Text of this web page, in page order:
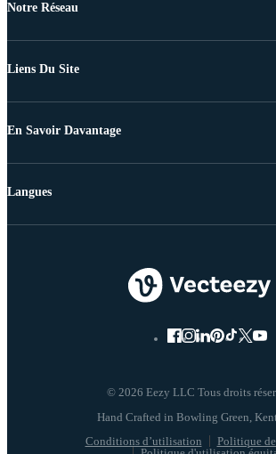
Notre Réseau
Liens Du Site
En Savoir Davantage
© 2026 Eezy LLC Tous droits
Conditions d’utilisation
Politique
Langues